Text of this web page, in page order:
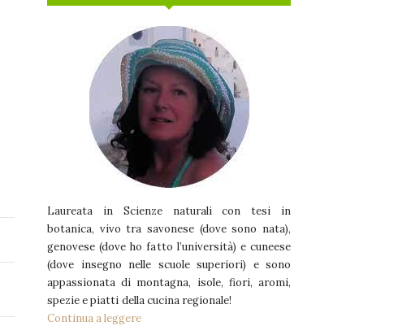
Laureata in Scienze naturali con tesi in
botanica, vivo tra savonese (dove sono nata),
genovese (dove ho fatto l’università) e cuneese
(dove insegno nelle scuole superiori) e sono
appassionata di montagna, isole, fiori, aromi,
spezie e piatti della cucina regionale!
Continua a leggere